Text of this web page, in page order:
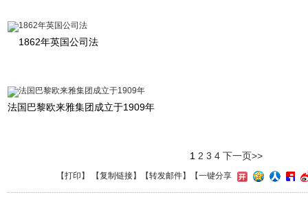
1862年英国公司法
法国巴黎欧来雅集团成立于1909年
1 2 3 4 下一页>>
【打印 】 【复制链接】【转发邮件】 【一键分享